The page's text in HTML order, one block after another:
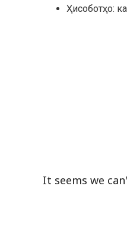
Ҳисоботҳо:
It seems we